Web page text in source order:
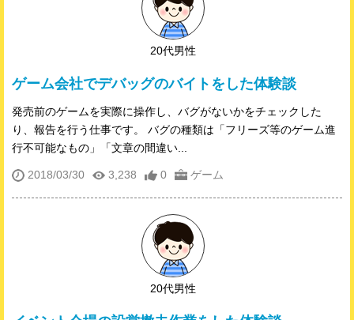
20代男性
ゲーム会社でデバッグのバイトをした体験談
発売前のゲームを実際に操作し、バグがないかをチェックした
り、報告を行う仕事です。 バグの種類は「フリーズ等のゲーム進
行不可能なもの」「文章の間違い...
2018/03/30 3,238 0 ゲーム
20代男性